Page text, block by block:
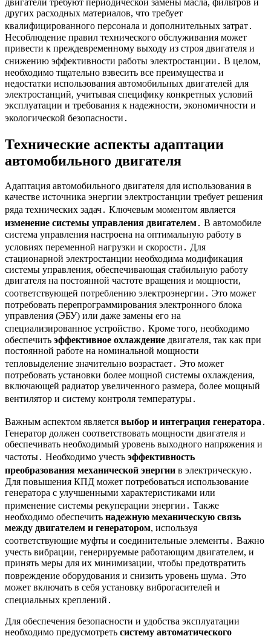
других расходных материалов, что требует
квалифицированного персонала и дополнительных затрат․
Несоблюдение правил технического обслуживания может
привести к преждевременному выходу из строя двигателя и
снижению эффективности работы электростанции․ В целом,
необходимо тщательно взвесить все преимущества и
недостатки использования автомобильных двигателей для
электростанций, учитывая специфику конкретных условий
эксплуатации и требования к надежности, экономичности и
экологической безопасности․
Технические аспекты адаптации
автомобильного двигателя
Адаптация автомобильного двигателя для использования в
качестве источника энергии электростанции требует решения
ряда технических задач․ Ключевым моментом является
изменение системы управления двигателем․ В автомобиле
система управления настроена на оптимальную работу в
условиях переменной нагрузки и скорости․ Для
стационарной электростанции необходима модификация
системы управления, обеспечивающая стабильную работу
двигателя на постоянной частоте вращения и мощности,
соответствующей потреблению электроэнергии․ Это может
потребовать перепрограммирования электронного блока
управления (ЭБУ) или даже замены его на
специализированное устройство․ Кроме того, необходимо
обеспечить эффективное охлаждение двигателя, так как при
постоянной работе на номинальной мощности
тепловыделение значительно возрастает․ Это может
потребовать установки более мощной системы охлаждения,
включающей радиатор увеличенного размера, более мощный
вентилятор и систему контроля температуры․
Важным аспектом является выбор и интеграция генератора․
Генератор должен соответствовать мощности двигателя и
обеспечивать необходимый уровень выходного напряжения и
частоты․ Необходимо учесть эффективность
преобразования механической энергии в электрическую․
Для повышения КПД может потребоваться использование
генератора с улучшенными характеристиками или
применение системы рекуперации энергии․ Также
необходимо обеспечить надежную механическую связь
между двигателем и генератором, используя
соответствующие муфты и соединительные элементы․ Важно
учесть вибрации, генерируемые работающим двигателем, и
принять меры для их минимизации, чтобы предотвратить
повреждение оборудования и снизить уровень шума․ Это
может включать в себя установку виброгасителей и
специальных креплений․
Для обеспечения безопасности и удобства эксплуатации
необходимо предусмотреть систему автоматического